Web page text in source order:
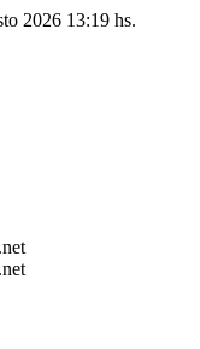
2026 13:19 hs.